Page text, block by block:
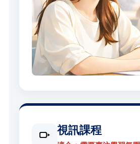
視訊課程